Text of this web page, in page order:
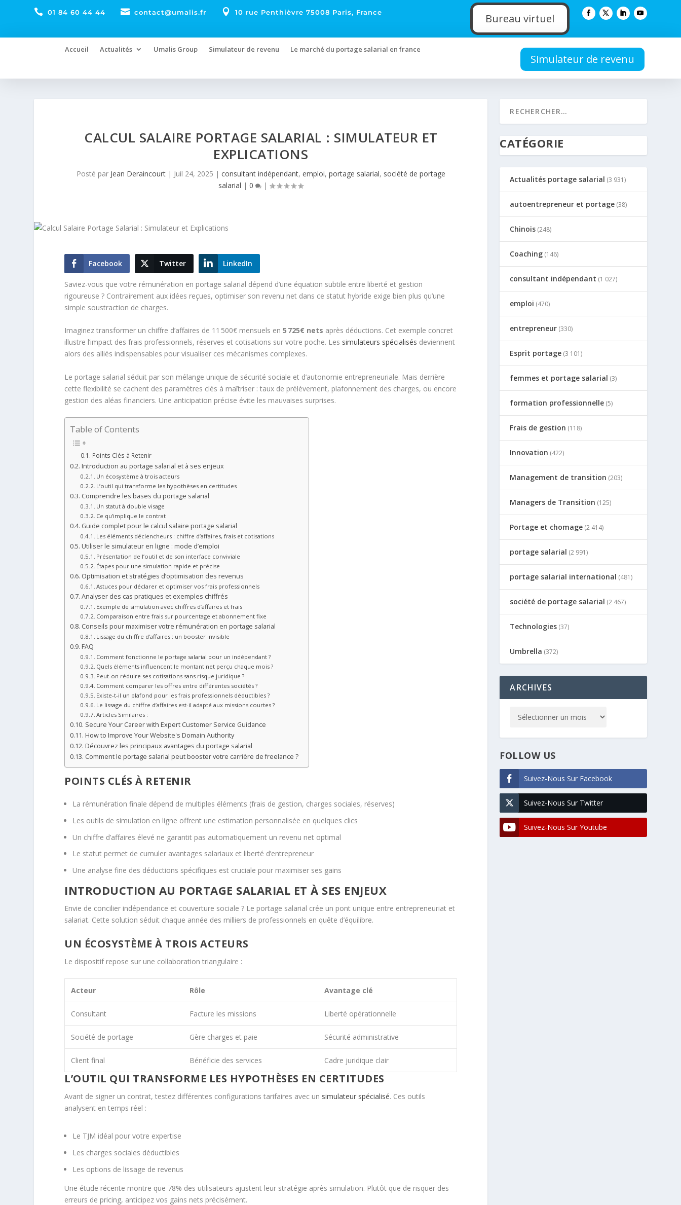
 01 84 60 44 44  contact@umalis.fr  10 rue Penthièvre 75008 Paris, France Bureau virtuel
Accueil Actualités Umalis Group Simulateur de revenu Le marché du portage salarial en france
Simulateur de revenu
CALCUL SALAIRE PORTAGE SALARIAL : SIMULATEUR ET
EXPLICATIONS
Posté par Jean Deraincourt| Juil 24, 2025 | consultant indépendant, emploi, portage salarial, société de portage
salarial |0 |
Facebook Twitter LinkedIn
Saviez-vous que votre rémunération en portage salarial dépend d’une équation subtile entre liberté et gestion
rigoureuse ? Contrairement aux idées reçues, optimiser son revenu net dans ce statut hybride exige bien plus qu’une
simple soustraction de charges.
Imaginez transformer un chiffre d’affaires de 11 500€ mensuels en5 725€ nets après déductions. Cet exemple concret
illustre l’impact des frais professionnels, réserves et cotisations sur votre poche. Les simulateurs spécialisés deviennent
alors des alliés indispensables pour visualiser ces mécanismes complexes.
Le portage salarial séduit par son mélange unique de sécurité sociale et d’autonomie entrepreneuriale. Mais derrière
cette flexibilité se cachent des paramètres clés à maîtriser : taux de prélèvement, plafonnement des charges, ou encore
gestion des aléas financiers. Une anticipation précise évite les mauvaises surprises.
Table of Contents
Points Clés à Retenir
Introduction au portage salarial et à ses enjeux
Un écosystème à trois acteurs
L’outil qui transforme les hypothèses en certitudes
Comprendre les bases du portage salarial
Un statut à double visage
Ce qu’implique le contrat
Guide complet pour le calcul salaire portage salarial
Les éléments déclencheurs : chiffre d’affaires, frais et cotisations
Utiliser le simulateur en ligne : mode d’emploi
Présentation de l’outil et de son interface conviviale
Étapes pour une simulation rapide et précise
Optimisation et stratégies d’optimisation des revenus
Astuces pour déclarer et optimiser vos frais professionnels
Analyser des cas pratiques et exemples chiffrés
Exemple de simulation avec chiffres d’affaires et frais
Comparaison entre frais sur pourcentage et abonnement fixe
Conseils pour maximiser votre rémunération en portage salarial
Lissage du chiffre d’affaires : un booster invisible
FAQ
Comment fonctionne le portage salarial pour un indépendant ?
Quels éléments influencent le montant net perçu chaque mois ?
Peut-on réduire ses cotisations sans risque juridique ?
Comment comparer les offres entre différentes sociétés ?
Existe-t-il un plafond pour les frais professionnels déductibles ?
Le lissage du chiffre d’affaires est-il adapté aux missions courtes ?
Articles Similaires :
Secure Your Career with Expert Customer Service Guidance
How to Improve Your Website's Domain Authority
Découvrez les principaux avantages du portage salarial
Comment le portage salarial peut booster votre carrière de freelance ?
POINTS CLÉS À RETENIR
La rémunération finale dépend de multiples éléments (frais de gestion, charges sociales, réserves)
Les outils de simulation en ligne offrent une estimation personnalisée en quelques clics
Un chiffre d’affaires élevé ne garantit pas automatiquement un revenu net optimal
Le statut permet de cumuler avantages salariaux et liberté d’entrepreneur
Une analyse fine des déductions spécifiques est cruciale pour maximiser ses gains
INTRODUCTION AU PORTAGE SALARIAL ET À SES ENJEUX
Envie de concilier indépendance et couverture sociale ? Le portage salarial crée un pont unique entre entrepreneuriat et
salariat. Cette solution séduit chaque année des milliers de professionnels en quête d’équilibre.
UN ÉCOSYSTÈME À TROIS ACTEURS
Le dispositif repose sur une collaboration triangulaire :
Acteur Rôle Avantage clé
Consultant Facture les missions Liberté opérationnelle
Société de portage Gère charges et paie Sécurité administrative
Client final Bénéficie des services Cadre juridique clair
L’OUTIL QUI TRANSFORME LES HYPOTHÈSES EN CERTITUDES
Avant de signer un contrat, testez différentes configurations tarifaires avec un simulateur spécialisé. Ces outils
analysent en temps réel :
Le TJM idéal pour votre expertise
Les charges sociales déductibles
Les options de lissage de revenus
Une étude récente montre que 78% des utilisateurs ajustent leur stratégie après simulation. Plutôt que de risquer des
erreurs de pricing, anticipez vos gains nets précisément.
CATÉGORIE
Actualités portage salarial (3 931)
autoentrepreneur et portage (38)
Chinois (248)
Coaching (146)
consultant indépendant (1 027)
emploi (470)
entrepreneur (330)
Esprit portage (3 101)
femmes et portage salarial (3)
formation professionnelle (5)
Frais de gestion (118)
Innovation (422)
Management de transition (203)
Managers de Transition (125)
Portage et chomage (2 414)
portage salarial (2 991)
portage salarial international (481)
société de portage salarial (2 467)
Technologies (37)
Umbrella (372)
ARCHIVES
FOLLOW US
Suivez-Nous Sur Facebook
Suivez-Nous Sur Twitter
Suivez-Nous Sur Youtube